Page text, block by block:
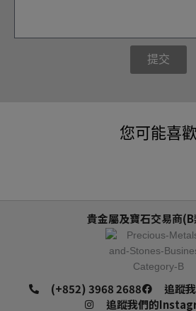
提交
您可能喜歡
(+852) 3968 2688
追蹤
追蹤我們的
貴金屬及寶石交易商